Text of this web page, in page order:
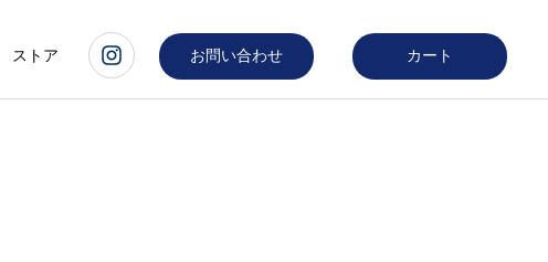
ストア お問い合わせ カート